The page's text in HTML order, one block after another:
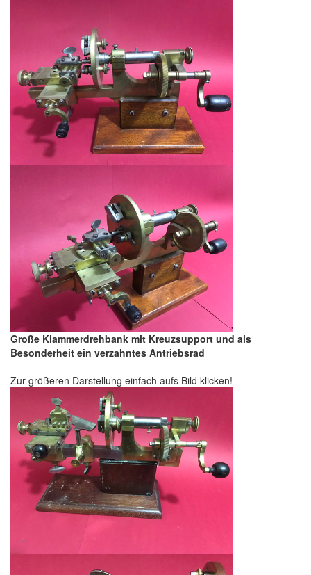
Große Klammerdrehbank mit Kreuzsupport und als
Besonderheit ein verzahntes Antriebsrad
Zur größeren Darstellung einfach aufs Bild klicken!